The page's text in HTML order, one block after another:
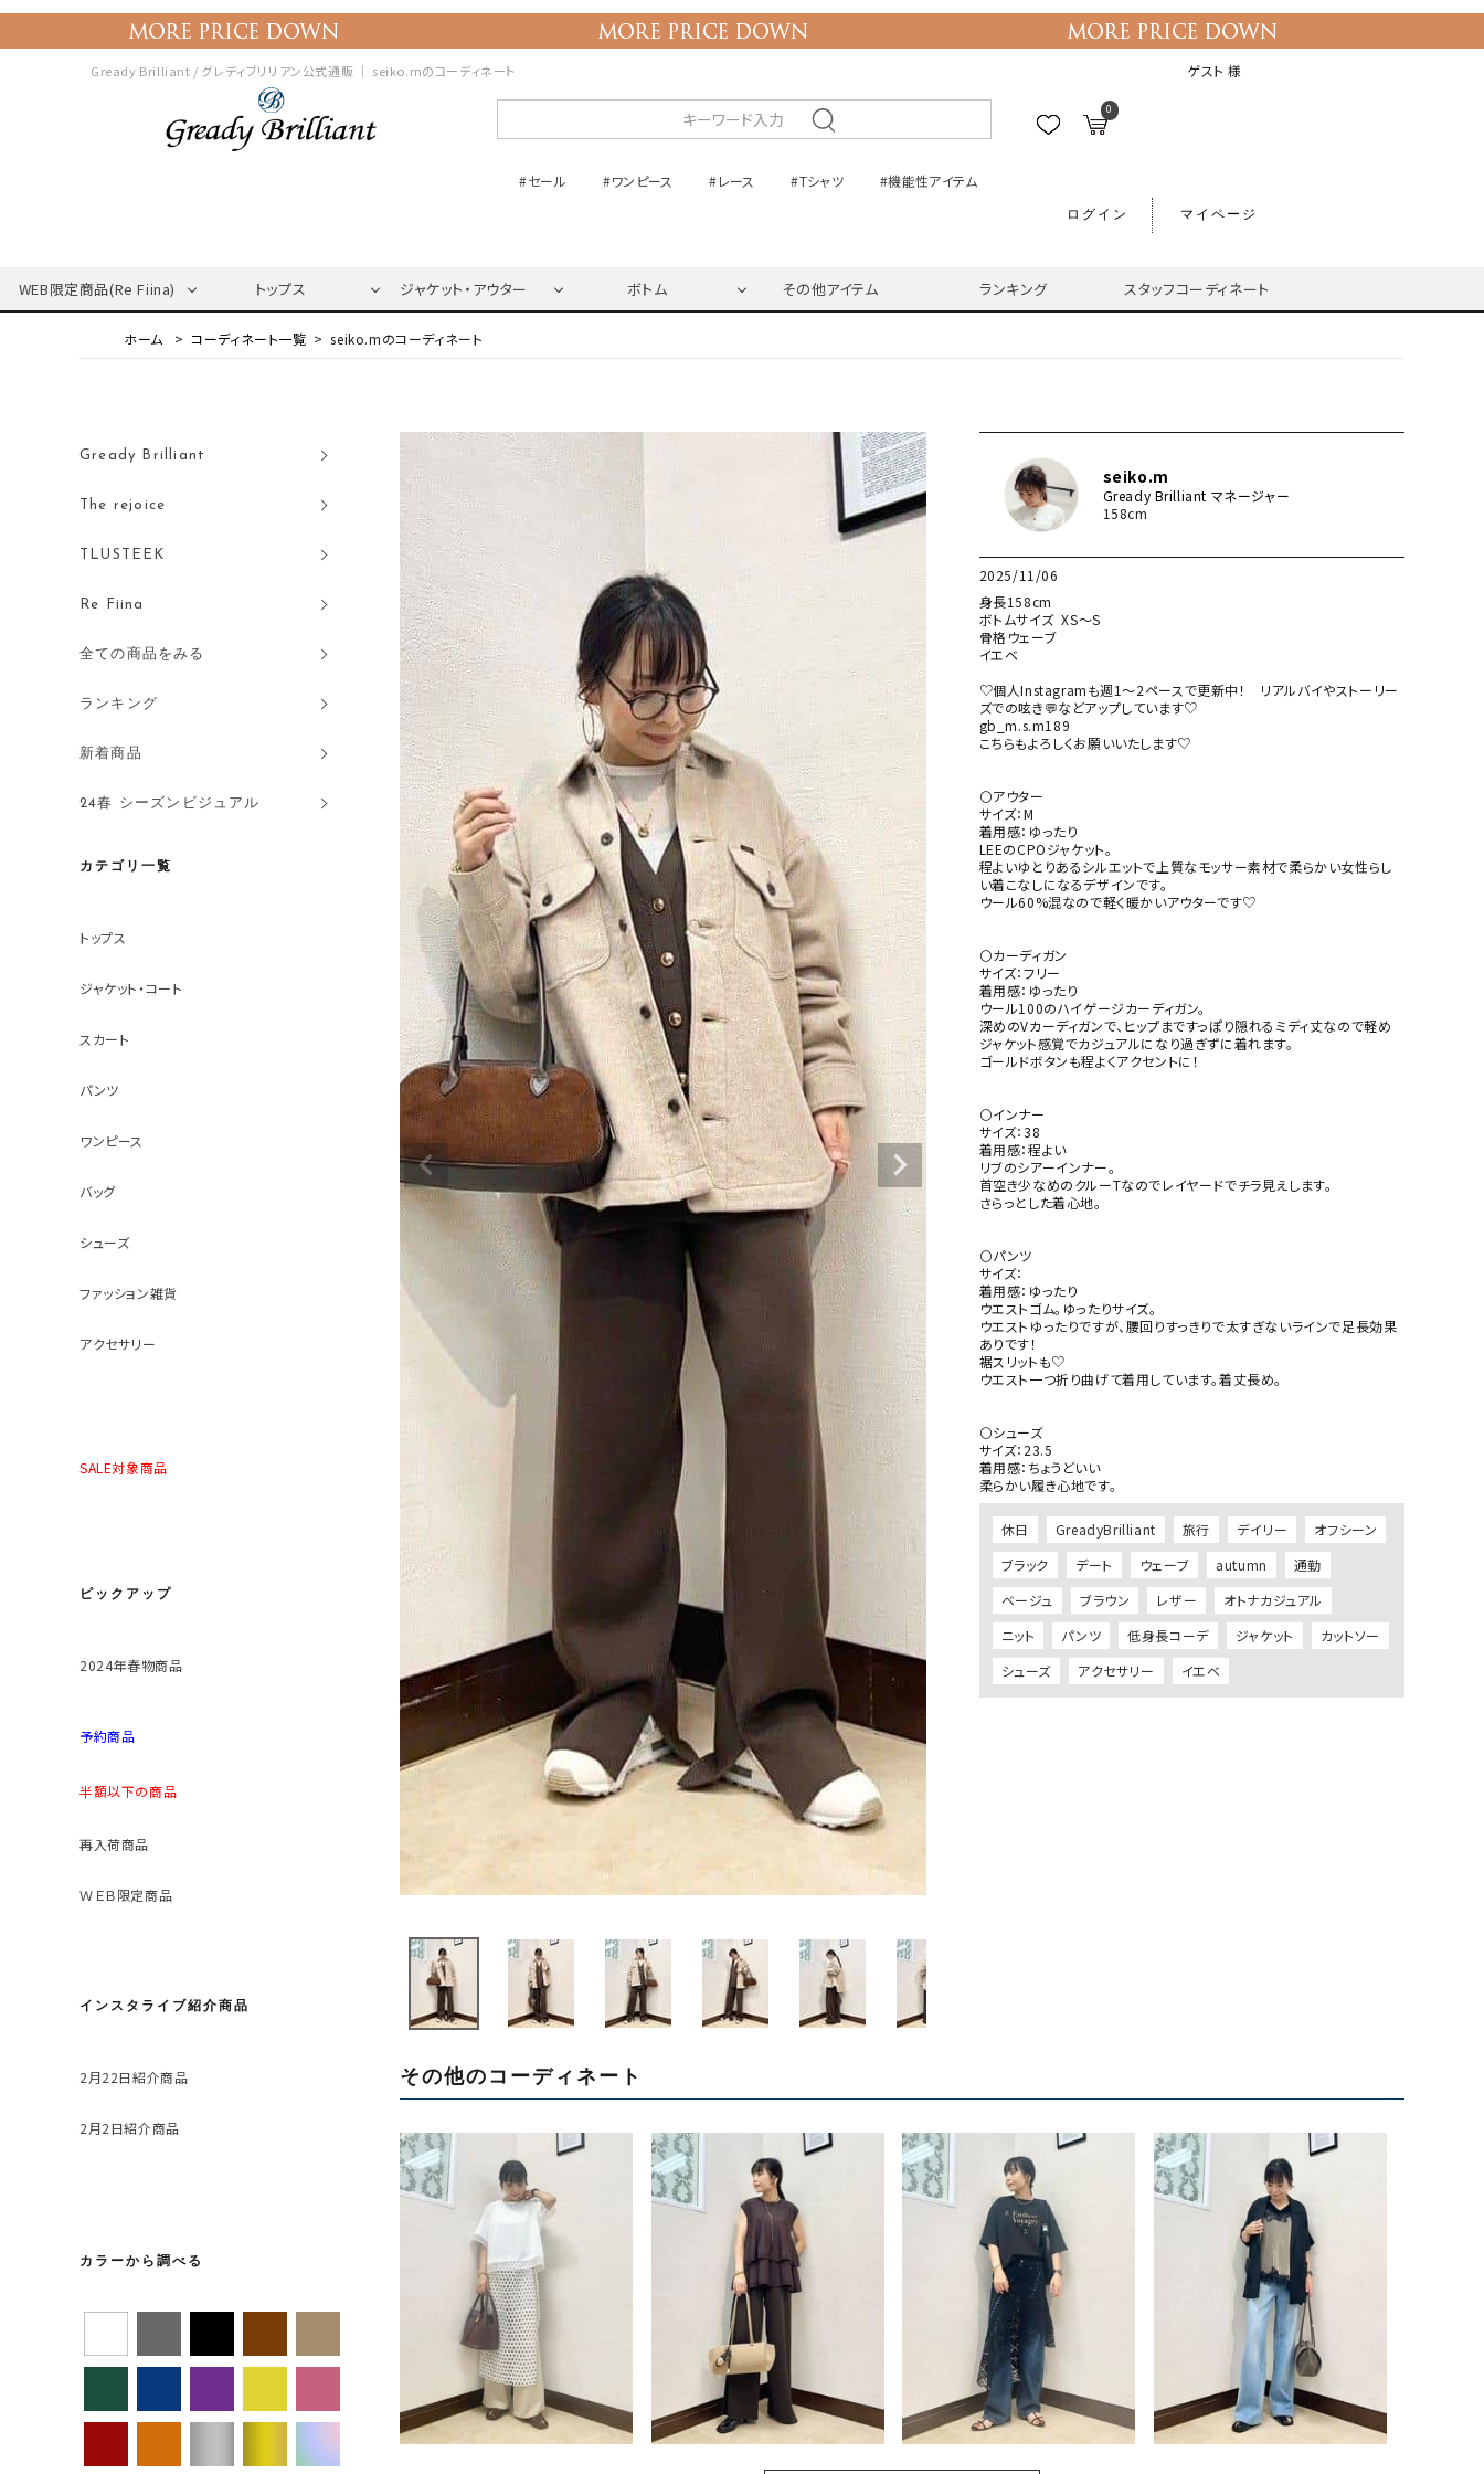
Gready Brilliant / グレディブリリアン公式通販 ｜ seiko.mのコーディネート ゲスト 様
0
#セール #ワンピース #レース #Tシャツ #機能性アイテム
ログイン マイページ
WEB限定商品(Re Fiina) トップス ジャケット・アウター ボトム その他アイテム ランキング スタッフコーディネート
コーディネート一覧 seiko.mのコーディネート
Gready Brilliant
The rejoice
TLUSTEEK
Re Fiina
全ての商品をみる
ランキング
新着商品
24春 シーズンビジュアル
カテゴリ一覧
トップス
ジャケット・コート
スカート
パンツ
ワンピース
バッグ
シューズ
ファッション雑貨
アクセサリー
SALE対象商品
ピックアップ
2024年春物商品
予約商品
半額以下の商品
再入荷商品
ＷＥＢ限定商品
インスタライブ紹介商品
2月22日紹介商品
2月2日紹介商品
カラーから調べる
seiko.m
Gready Brilliant マネージャー
158cm
2025/11/06
身長158cm
ボトムサイズ  XS～S
骨格ウェーブ
イエベ
♡個人Instagramも週1～2ペースで更新中！　リアルバイやストーリー
ズでの呟き💬などアップしています♡
gb_m.s.m189
こちらもよろしくお願いいたします♡
⚪アウター
サイズ：M
着用感：ゆったり
LEEのCPOジャケット。
程よいゆとりあるシルエットで上質なモッサー素材で柔らかい女性らし
い着こなしになるデザインです。
ウール60%混なので軽く暖かいアウターです♡
⚪カーディガン
サイズ：フリー
着用感：ゆったり
ウール100のハイゲージカーディガン。
深めのVカーディガンで、ヒップまですっぽり隠れるミディ丈なので軽め
ジャケット感覚でカジュアルになり過ぎずに着れます。
ゴールドボタンも程よくアクセントに！
⚪インナー
サイズ：38
着用感：程よい
リブのシアーインナー。
首空き少なめのクルーTなのでレイヤードでチラ見えします。
さらっとした着心地。
⚪パンツ
サイズ：
着用感：ゆったり
ウエストゴム。ゆったりサイズ。
ウエストゆったりですが、腰回りすっきりで太すぎないラインで足長効果
ありです！
裾スリットも♡
ウエスト一つ折り曲げて着用しています。着丈長め。
⚪シューズ
サイズ：23.5
着用感：ちょうどいい
休日 GreadyBrilliant 旅行 デイリー
オフシーン
ブラック
デート ウェーブ autumn
通勤
ベージュ
ブラウン レザー
オトナカジュアル
ニット
パンツ 低身長コーデ ジャケット
カットソー
シューズ
アクセサリー イエベ
その他のコーディネート